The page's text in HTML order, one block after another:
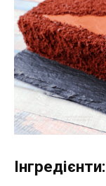
Інгредієнти: